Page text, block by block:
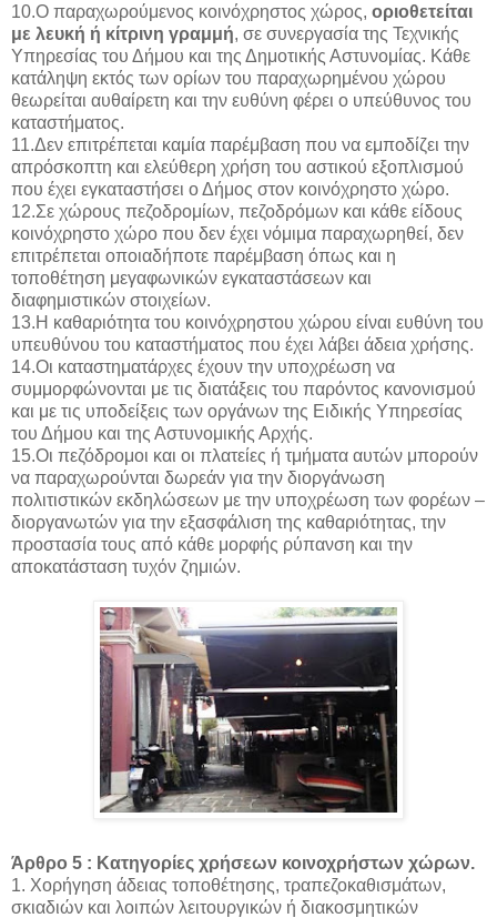
10.Ο παραχωρούμενος κοινόχρηστος χώρος, οριοθετείται
με λευκή ή κίτρινη γραμμή, σε συνεργασία της Τεχνικής
Υπηρεσίας του Δήμου και της Δημοτικής Αστυνομίας. Κάθε
κατάληψη εκτός των ορίων του παραχωρημένου χώρου
θεωρείται αυθαίρετη και την ευθύνη φέρει ο υπεύθυνος του
καταστήματος.
11.Δεν επιτρέπεται καμία παρέμβαση που να εμποδίζει την
απρόσκοπτη και ελεύθερη χρήση του αστικού εξοπλισμού
που έχει εγκαταστήσει ο Δήμος στον κοινόχρηστο χώρο.
12.Σε χώρους πεζοδρομίων, πεζοδρόμων και κάθε είδους
κοινόχρηστο χώρο που δεν έχει νόμιμα παραχωρηθεί, δεν
επιτρέπεται οποιαδήποτε παρέμβαση όπως και η
τοποθέτηση μεγαφωνικών εγκαταστάσεων και
διαφημιστικών στοιχείων.
13.Η καθαριότητα του κοινόχρηστου χώρου είναι ευθύνη του
υπευθύνου του καταστήματος που έχει λάβει άδεια χρήσης.
14.Οι καταστηματάρχες έχουν την υποχρέωση να
συμμορφώνονται με τις διατάξεις του παρόντος κανονισμού
και με τις υποδείξεις των οργάνων της Ειδικής Υπηρεσίας
του Δήμου και της Αστυνομικής Αρχής.
15.Οι πεζόδρομοι και οι πλατείες ή τμήματα αυτών μπορούν
να παραχωρούνται δωρεάν για την διοργάνωση
πολιτιστικών εκδηλώσεων με την υποχρέωση των φορέων –
διοργανωτών για την εξασφάλιση της καθαριότητας, την
προστασία τους από κάθε μορφής ρύπανση και την
αποκατάσταση τυχόν ζημιών.
Άρθρο 5 : Κατηγορίες χρήσεων κοινοχρήστων χώρων.
1. Χορήγηση άδειας τοποθέτησης, τραπεζοκαθισμάτων,
σκιαδιών και λοιπών λειτουργικών ή διακοσμητικών